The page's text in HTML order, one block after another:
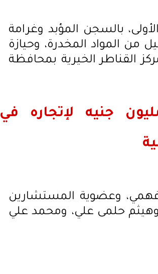
بالسجن المؤبد وغرامة
من المواد المخدرة، وحيازة
القناطر الخيرية بمحافظة
جنيه لإتجاره في
وعضوية المستشارين
حلمى علي، ومحمد علي